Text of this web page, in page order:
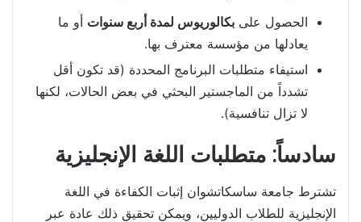
الحصول على بكالوريوس لمدة أربع سنوات أو ما
يعادلها من مؤسسة معترف بها.
استيفاء متطلبات البرنامج المحددة (قد تكون أقل
تشدداً من الماجستير البحثي في بعض الحالات، لكنها
لا تزال تنافسية).
سادساً: متطلبات اللغة الإنجليزية
تشترط جامعة ساسكاتشوان إثبات الكفاءة في اللغة
الإنجليزية للطلاب الدوليين، ويمكن تحقيق ذلك عادة عبر